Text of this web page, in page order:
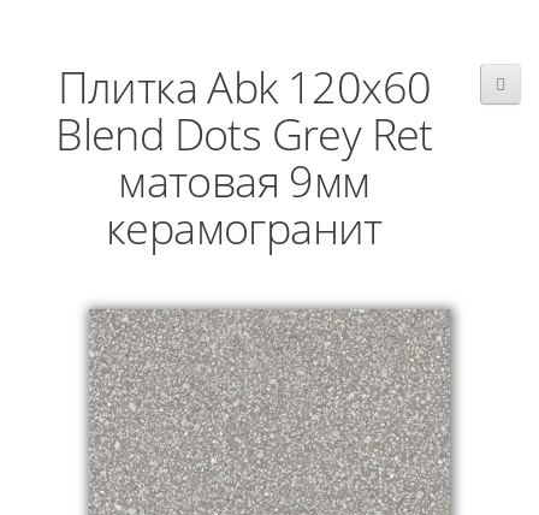
Плитка Abk 120x60
Blend Dots Grey Ret
матовая 9мм
керамогранит